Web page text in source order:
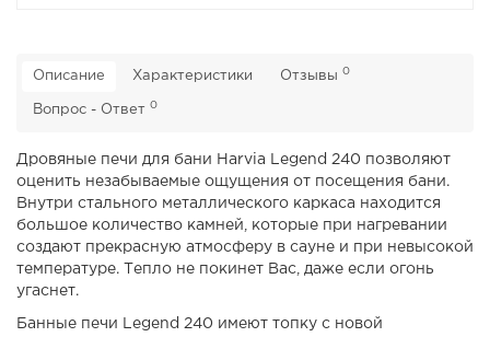
Описание Характеристики Отзывы 0
Вопрос - Ответ 0
Дровяные печи для бани Harvia Legend 240 позволяют
оценить незабываемые ощущения от посещения бани.
Внутри стального металлического каркаса находится
большое количество камней, которые при нагревании
создают прекрасную атмосферу в сауне и при невысокой
температуре. Тепло не покинет Вас, даже если огонь
угаснет.
Банные печи Legend 240 имеют топку с новой